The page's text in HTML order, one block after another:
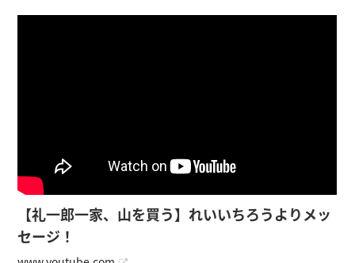
【礼一郎一家、山を買う】れいいちろうよりメッ
セージ！